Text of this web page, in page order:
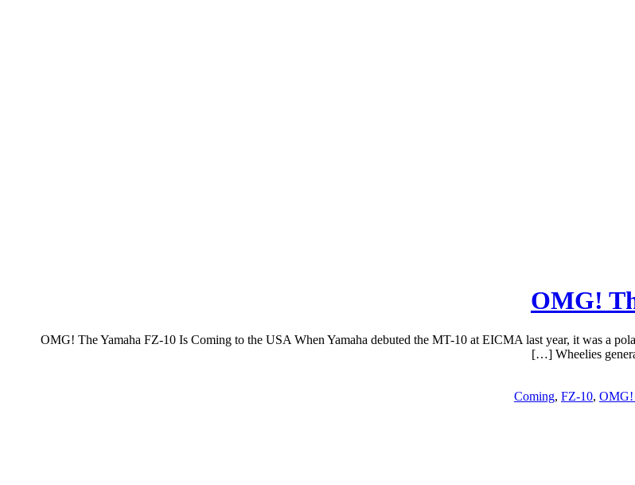
OMG!
OMG! The Yamaha FZ-10 Is Coming to the USA When Yamaha debuted the MT-10 at EICMA last year, it was a
Wheelies
Coming, FZ-10, OMG!